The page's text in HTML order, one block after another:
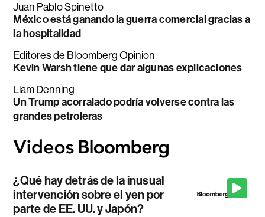
Juan Pablo Spinetto
México está ganando la guerra comercial gracias a
la hospitalidad
Editores de Bloomberg Opinion
Kevin Warsh tiene que dar algunas explicaciones
Liam Denning
Un Trump acorralado podría volverse contra las
grandes petroleras
¿Qué hay detrás de la inusual
intervención sobre el yen por
parte de EE. UU. y Japón?